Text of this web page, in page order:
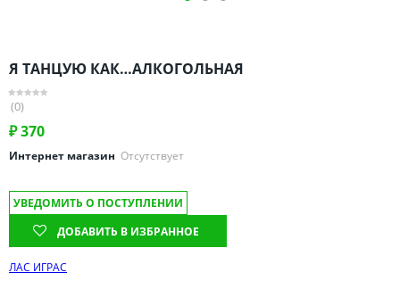
Саратовская область
Свердловская область
Смоленская область
Ставропольский край
Татарстан
Тверская область
Я ТАНЦУЮ КАК…АЛКОГОЛЬНАЯ
(0)
₽370
Интернет магазин Отсутствует
УВЕДОМИТЬ О ПОСТУПЛЕНИИ
ДОБАВИТЬ В ИЗБРАННОЕ
ЛАС ИГРАС